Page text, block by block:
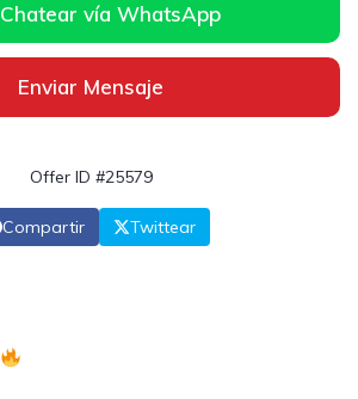
Chatear vía WhatsApp
Enviar Mensaje
Offer ID #25579
Compartir Twittear